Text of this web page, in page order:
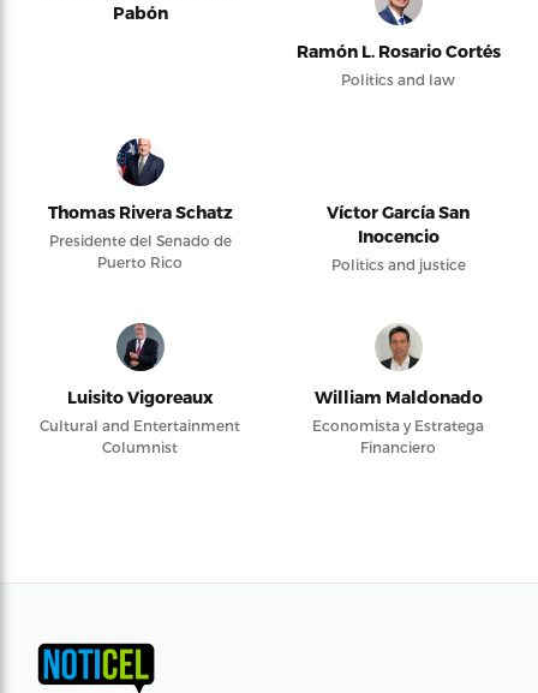
Pabón
Ramón L. Rosario Cortés
Politics and law
Thomas Rivera Schatz
Presidente del Senado de
Puerto Rico
Víctor García San
Inocencio
Politics and justice
Luisito Vigoreaux
Cultural and Entertainment
Columnist
William Maldonado
Economista y Estratega
Financiero